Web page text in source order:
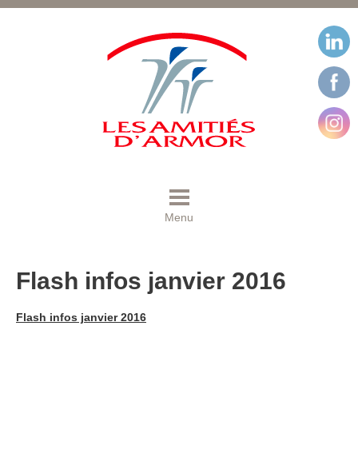
Menu
Flash infos janvier 2016
Flash infos janvier 2016